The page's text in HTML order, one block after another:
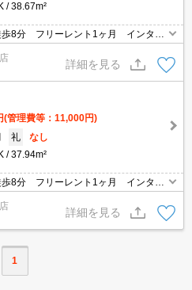
38.67m²
8分 フリーレント1ヶ月 インター
詳細を見る
(管理費等：11,000円)
礼
なし
37.94m²
8分 フリーレント1ヶ月 インター
詳細を見る
1